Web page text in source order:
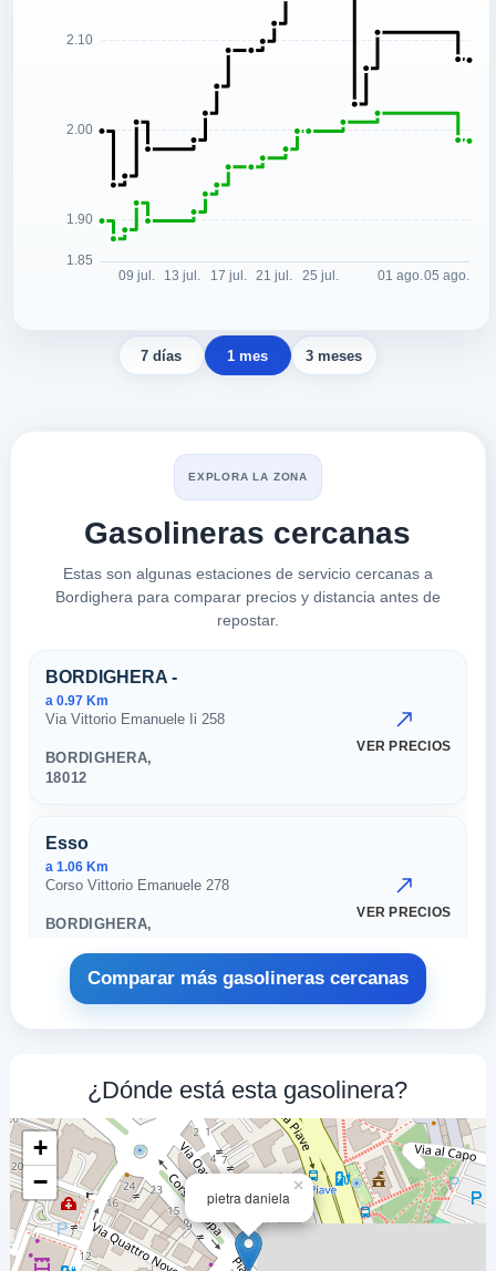
7 días 1 mes 3 meses
EXPLORA LA ZONA
Gasolineras cercanas
Estas son algunas estaciones de servicio cercanas a
Bordighera para comparar precios y distancia antes de
repostar.
Estaciones cercanas en
BORDIGHERA -
a 0.97 Km
Via Vittorio Emanuele Ii 258
BORDIGHERA,
18012
VER PRECIOS
Esso
a 1.06 Km
Corso Vittorio Emanuele 278
BORDIGHERA,
VER PRECIOS
Europam
a 1.22 Km
BORDIGHERA,
Area Servizio
a 1.49 Km
Pasteur 111
BORDIGHERA,
Comparar más gasolineras cercanas
¿Dónde está esta gasolinera?
pietra daniela
×
+
−